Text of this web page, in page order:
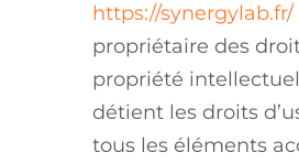
https://synergylab.fr/
propriétaire des
propriété
détient les droits
tous les éléments